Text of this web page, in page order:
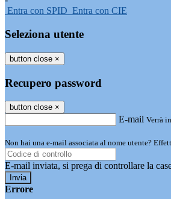
Entra con SPID Entra con CIE
Seleziona utente
button close ×
Recupero password
button close ×
E-mail Verrà
Non hai una e-mail associata al nome utente?
E-mail inviata, si prega di controllare la
Errore